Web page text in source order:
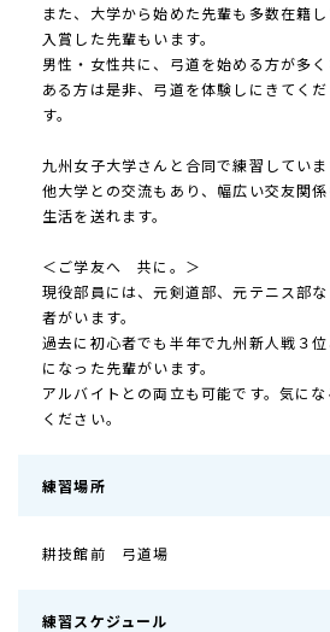
また、大学から始めた先輩も多数在籍
入賞した先輩もいます。
男性・女性共に、弓道を始める方が多
ある方は是非、弓道を体験しにきてく
す。
九州女子大学さんと合同で練習していま
他大学との交流もあり、幅広い交友関
生活を送れます。
＜ご学友へ 共に。＞
現役部員には、元剣道部、元テニス部
者がいます。
過去に初心者でも半年で九州新人戦３
になった先輩がいます。
アルバイトとの両立も可能です。気に
ください。
練習場所
耕技館前 弓道場
練習スケジュール